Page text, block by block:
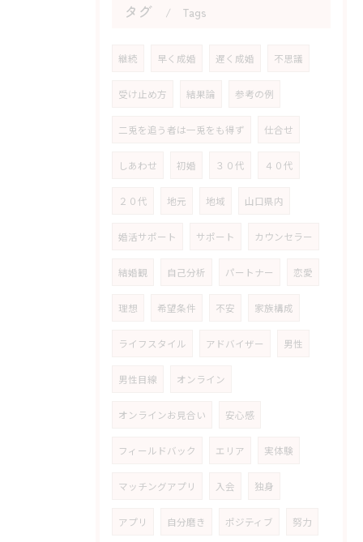
タグ Tags
継続 早く成婚 遅く成婚 不思議
受け止め方 結果論 参考の例
二兎を追う者は一兎をも得ず 仕合せ
しあわせ 初婚 ３０代 ４０代
２０代 地元 地域 山口県内
婚活サポート サポート カウンセラー
結婚観 自己分析 パートナー 恋愛
理想 希望条件 不安 家族構成
ライフスタイル アドバイザー 男性
男性目線 オンライン
オンラインお見合い 安心感
フィールドバック エリア 実体験
マッチングアプリ 入会 独身
アプリ 自分磨き ポジティブ 努力